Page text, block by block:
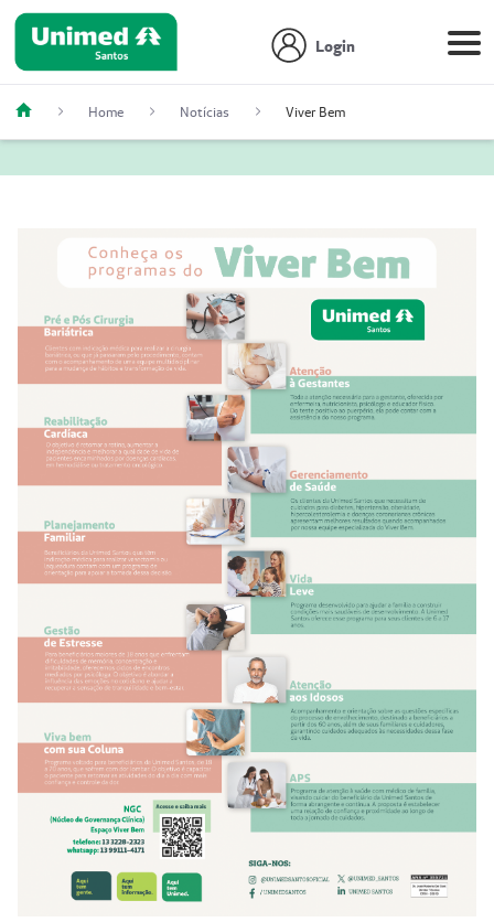
Login
Home Notícias Viver Bem